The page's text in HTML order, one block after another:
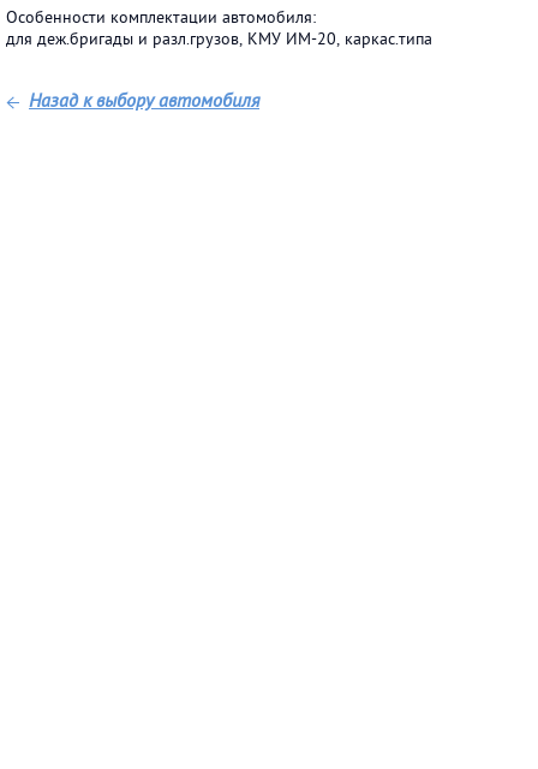
Особенности комплектации автомобиля:
для деж.бригады и разл.грузов, КМУ ИМ-20, каркас.типа
Назад к выбору автомобиля